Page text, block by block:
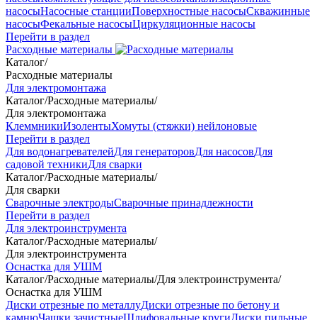
насосыНасосные станцииПоверхностные насосыСкважинные
насосыФекальные насосыЦиркуляционные насосы
Перейти в раздел
Расходные материалы
Каталог/
Расходные материалы
Для электромонтажа
Каталог/Расходные материалы/
Для электромонтажа
КлеммникиИзолентыХомуты (стяжки) нейлоновые
Перейти в раздел
Для водонагревателейДля генераторовДля насосовДля
садовой техникиДля сварки
Каталог/Расходные материалы/
Для сварки
Сварочные электродыСварочные принадлежности
Перейти в раздел
Для электроинструмента
Каталог/Расходные материалы/
Для электроинструмента
Оснастка для УШМ
Каталог/Расходные материалы/Для электроинструмента/
Оснастка для УШМ
Диски отрезные по металлуДиски отрезные по бетону и
камнюЧашки зачистныеШлифовальные кругиДиски пильные